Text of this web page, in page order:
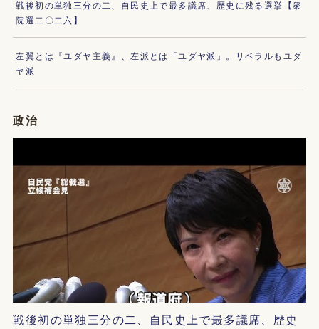
戦後初の単独三分の二、自民史上で最多議席、歴史に残る選挙【衆
院選二〇二六】
左翼とは『ユダヤ主義』、左派とは「ユダヤ派」。リベラルもユダ
ヤ派
政治
戦後初の単独三分の二、自民史上で最多議席、歴史